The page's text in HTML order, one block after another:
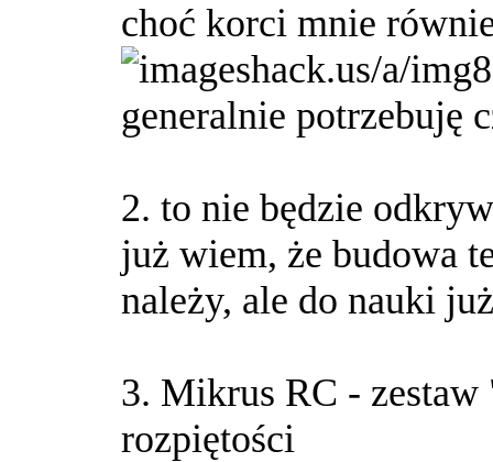
choć korci mnie
generalnie potrzebuję
2. to nie będzie
już wiem, że budowa
należy, ale do nauki
3. Mikrus RC -
rozpiętości